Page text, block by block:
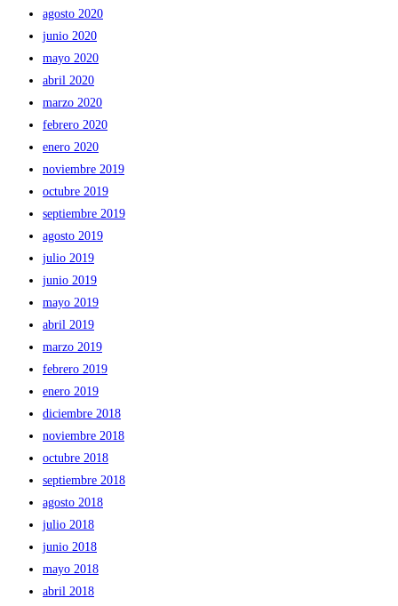
agosto 2020
junio 2020
mayo 2020
abril 2020
marzo 2020
febrero 2020
enero 2020
noviembre 2019
octubre 2019
septiembre 2019
agosto 2019
julio 2019
junio 2019
mayo 2019
abril 2019
marzo 2019
febrero 2019
enero 2019
diciembre 2018
noviembre 2018
octubre 2018
septiembre 2018
agosto 2018
julio 2018
junio 2018
mayo 2018
abril 2018